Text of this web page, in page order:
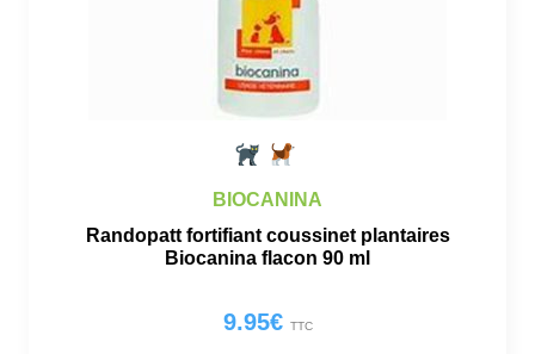
BIOCANINA
Randopatt fortifiant coussinet plantaires
Biocanina flacon 90 ml
9.95€ TTC